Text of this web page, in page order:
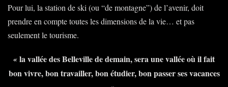
Pour lui, la station de ski (ou “de montagne”) de l’avenir, doit
prendre en compte toutes les dimensions de la vie… et pas
seulement le tourisme.
«la vallée des Belleville de demain, sera une vallée où il fait
bon vivre, bon travailler, bon étudier, bon passer ses vacances